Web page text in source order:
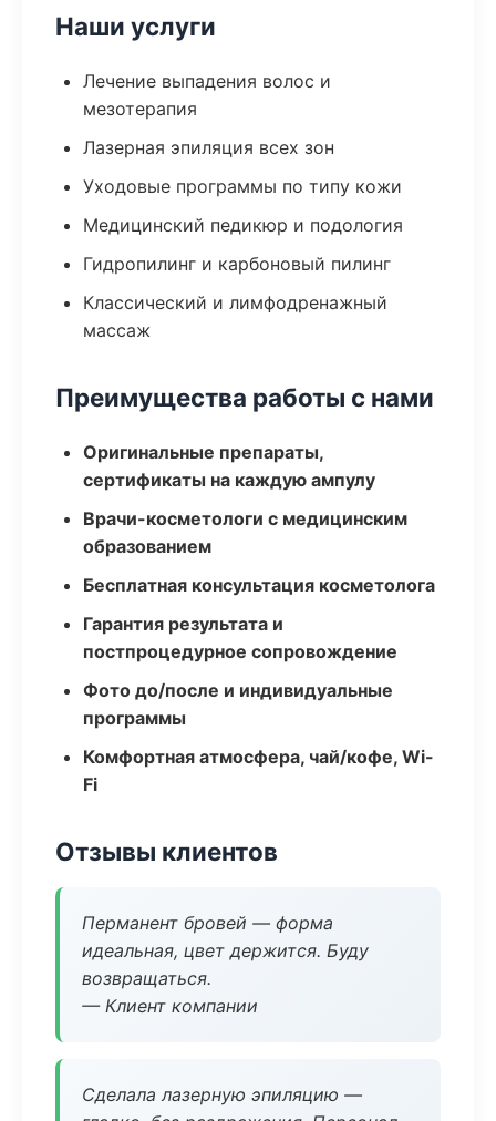
Наши услуги
Лечение выпадения волос и
мезотерапия
Лазерная эпиляция всех зон
Уходовые программы по типу кожи
Медицинский педикюр и подология
Гидропилинг и карбоновый пилинг
Классический и лимфодренажный
массаж
Преимущества работы с нами
Оригинальные препараты,
сертификаты на каждую ампулу
Врачи-косметологи с медицинским
образованием
Бесплатная консультация косметолога
Гарантия результата и
постпроцедурное сопровождение
Фото до/после и индивидуальные
программы
Комфортная атмосфера, чай/кофе, Wi-
Fi
Отзывы клиентов
Перманент бровей — форма
идеальная, цвет держится. Буду
возвращаться.
— Клиент компании
Сделала лазерную эпиляцию —